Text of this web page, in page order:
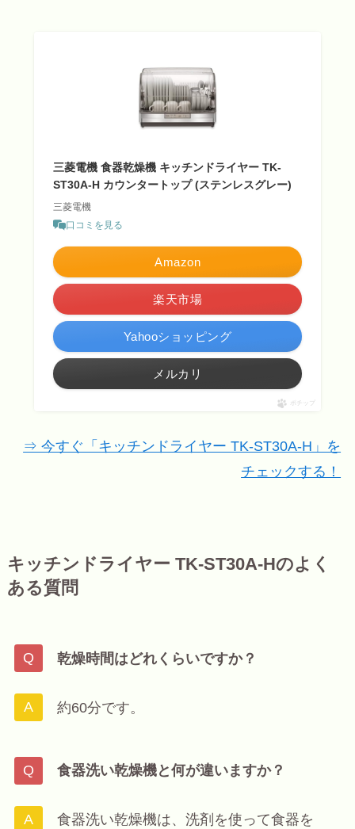
三菱電機 食器乾燥機 キッチンドライヤー TK-
ST30A-H カウンタートップ (ステンレスグレー)
三菱電機
口コミを見る
Amazon
楽天市場
Yahooショッピング
メルカリ
ポチップ
⇒ 今すぐ「キッチンドライヤー TK-ST30A-H」を
チェックする！
キッチンドライヤー TK-ST30A-Hのよく
ある質問
乾燥時間はどれくらいですか？
約60分です。
食器洗い乾燥機と何が違いますか？
食器洗い乾燥機は、洗剤を使って食器を